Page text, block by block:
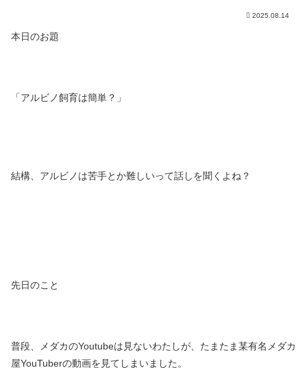
2025.08.14
本日のお題
「アルビノ飼育は簡単？」
結構、アルビノは苦手とか難しいって話しを聞くよね？
先日のこと
普段、メダカのYoutubeは見ないわたしが、たまたま某有名メダカ
屋YouTuberの動画を見てしまいました。